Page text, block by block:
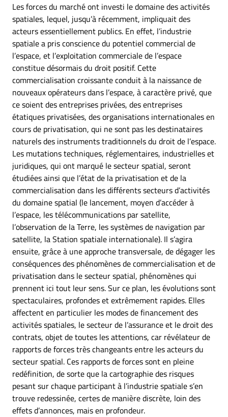
Les forces du marché ont investi le domaine des activités
spatiales, lequel, jusqu’à récemment, impliquait des
acteurs essentiellement publics. En effet, l’industrie
spatiale a pris conscience du potentiel commercial de
l’espace, et l’exploitation commerciale de l’espace
constitue désormais du droit positif. Cette
commercialisation croissante conduit à la naissance de
nouveaux opérateurs dans l’espace, à caractère privé, que
ce soient des entreprises privées, des entreprises
étatiques privatisées, des organisations internationales en
cours de privatisation, qui ne sont pas les destinataires
naturels des instruments traditionnels du droit de l’espace.
Les mutations techniques, réglementaires, industrielles et
juridiques, qui ont marqué le secteur spatial, seront
étudiées ainsi que l’état de la privatisation et de la
commercialisation dans les différents secteurs d’activités
du domaine spatial (le lancement, moyen d’accéder à
l’espace, les télécommunications par satellite,
l’observation de la Terre, les systèmes de navigation par
satellite, la Station spatiale internationale). Il s’agira
ensuite, grâce à une approche transversale, de dégager les
conséquences des phénomènes de commercialisation et de
privatisation dans le secteur spatial, phénomènes qui
prennent ici tout leur sens. Sur ce plan, les évolutions sont
spectaculaires, profondes et extrêmement rapides. Elles
affectent en particulier les modes de financement des
activités spatiales, le secteur de l’assurance et le droit des
contrats, objet de toutes les attentions, car révélateur de
rapports de forces très changeants entre les acteurs du
secteur spatial. Ces rapports de forces sont en pleine
redéfinition, de sorte que la cartographie des risques
pesant sur chaque participant à l’industrie spatiale s’en
trouve redessinée, certes de manière discrète, loin des
effets d’annonces, mais en profondeur.